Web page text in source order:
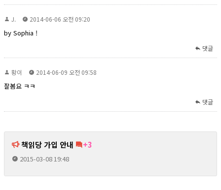
J. 2014-06-06 오전 09:20
by Sophia !
댓글
황이 2014-06-09 오전 09:58
잘봄요 ㅋㅋ
댓글
책읽당 가입 안내 +3
2015-03-08 19:48